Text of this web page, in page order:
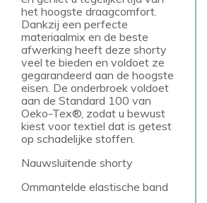
het hoogste draagcomfort.
Dankzij een perfecte
materiaalmix en de beste
afwerking heeft deze shorty
veel te bieden en voldoet ze
gegarandeerd aan de hoogste
eisen. De onderbroek voldoet
aan de Standard 100 van
Oeko-Tex®, zodat u bewust
kiest voor textiel dat is getest
op schadelijke stoffen.
Nauwsluitende shorty
Ommantelde elastische band